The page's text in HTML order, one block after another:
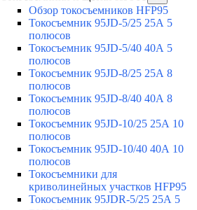
Обзор токосъемников HFP95
Токосъемник 95JD-5/25 25А 5
полюсов
Токосъемник 95JD-5/40 40А 5
полюсов
Токосъемник 95JD-8/25 25А 8
полюсов
Токосъемник 95JD-8/40 40А 8
полюсов
Токосъемник 95JD-10/25 25А 10
полюсов
Токосъемник 95JD-10/40 40А 10
полюсов
Токосъемники для
криволинейных участков HFP95
Токосъемник 95JDR-5/25 25А 5